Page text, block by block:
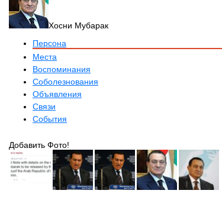
Хосни Мубарак
Персона
Места
Воспоминания
Соболезнования
Объявления
Связи
События
Добавить Фото!